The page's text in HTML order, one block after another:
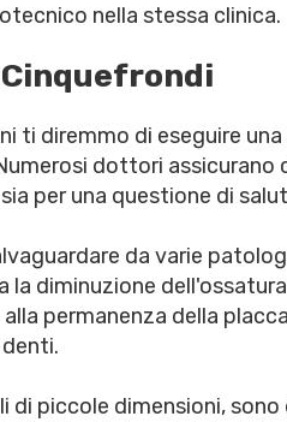
nella stessa clinica.
ti diremmo di eseguire
dottori assicurano
per una questione di
da varie
la diminuzione
permanenza della
di piccole dimensioni,